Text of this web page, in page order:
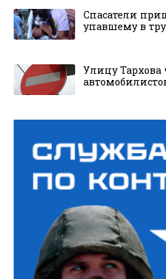
Спасатели
упавшему в
Улицу Тархова